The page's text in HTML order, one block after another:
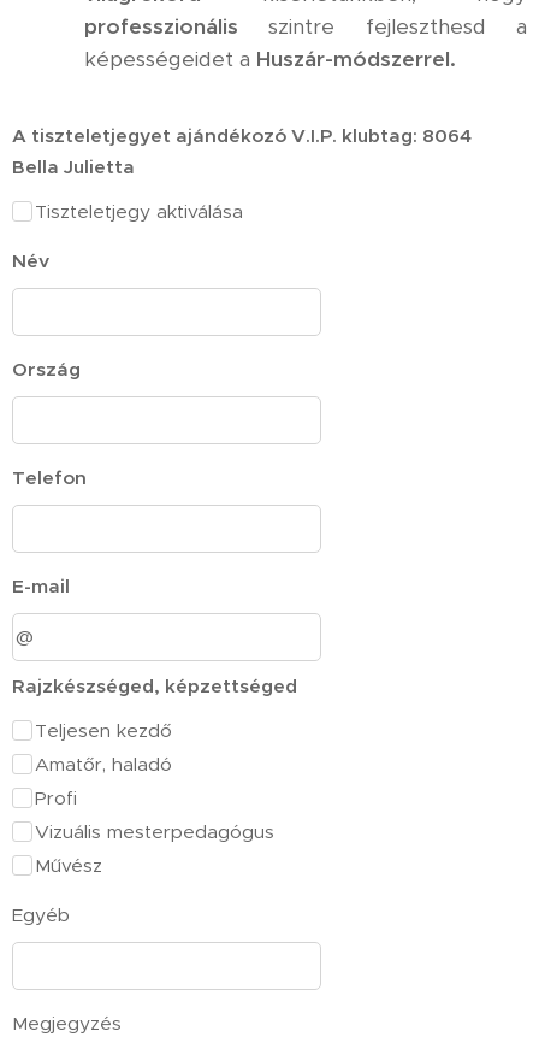
professzionális szintre fejleszthesd a
képességeidet a Huszár-módszerrel.
A tiszteletjegyet ajándékozó V.I.P. klubtag: 8064
Bella Julietta
Tiszteletjegy aktiválása
Név
Ország
Telefon
E-mail
Rajzkészséged, képzettséged
Teljesen kezdő
Amatőr, haladó
Profi
Vizuális mesterpedagógus
Művész
Egyéb
Megjegyzés